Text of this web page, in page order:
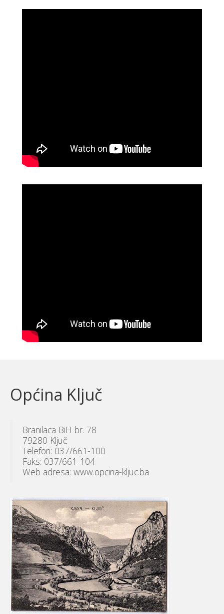
Općina Ključ
Branilaca BiH br. 78
79280 Ključ
Telefon: 037/661-100
Faks: 037/661-104
Web adresa: www.opcina-kljuc.ba